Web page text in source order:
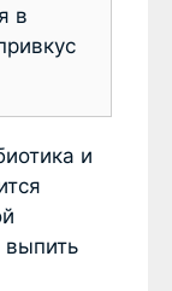
в
и
выпить